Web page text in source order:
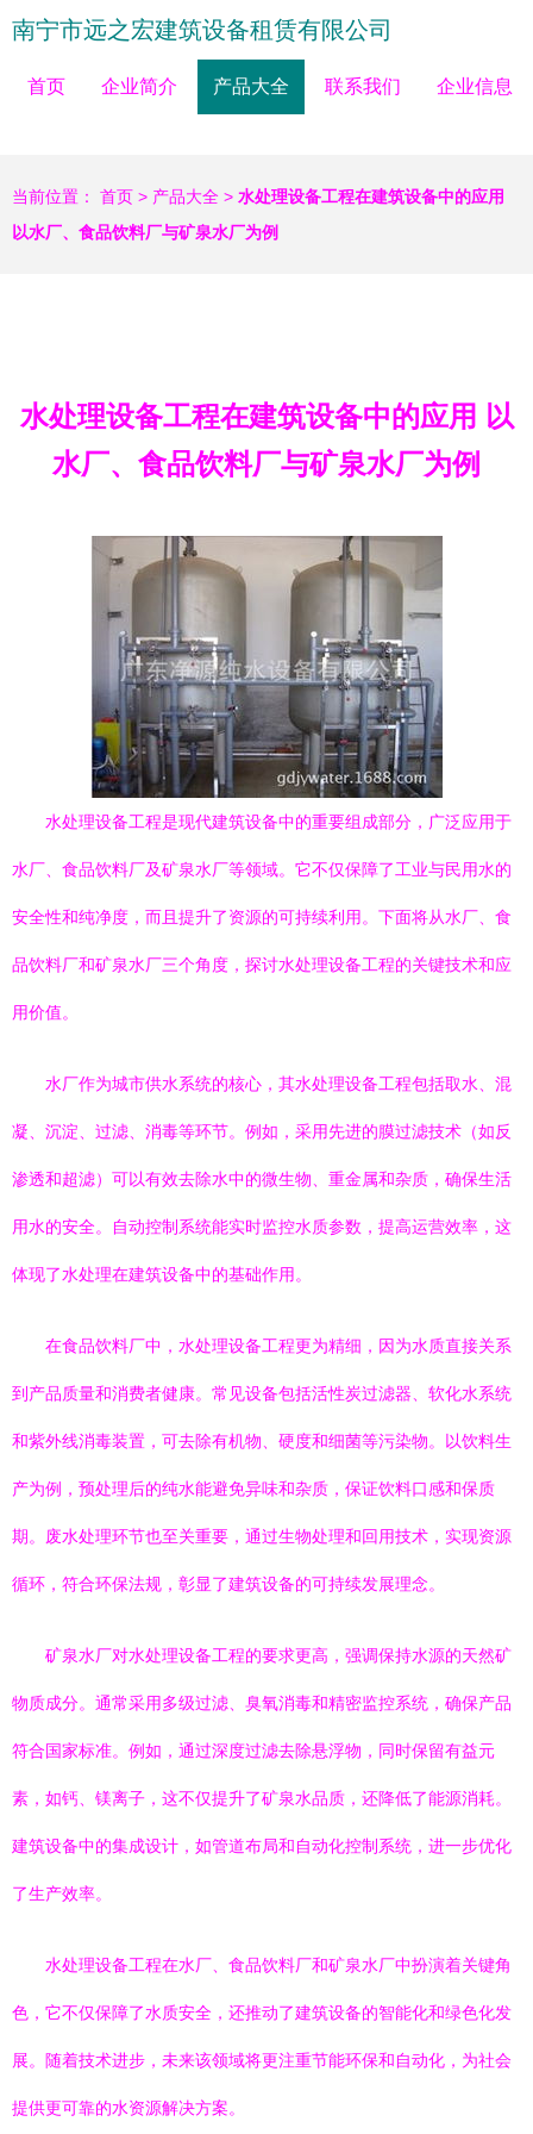
南宁市远之宏建筑设备租赁有限公司
首页 企业简介 产品大全 联系我们 企业信息
当前位置： 首页 > 产品大全 > 水处理设备工程在建筑设备中的应用
以水厂、食品饮料厂与矿泉水厂为例
水处理设备工程在建筑设备中的应用 以
水厂、食品饮料厂与矿泉水厂为例
水处理设备工程是现代建筑设备中的重要组成部分，广泛应用于
水厂、食品饮料厂及矿泉水厂等领域。它不仅保障了工业与民用水的
安全性和纯净度，而且提升了资源的可持续利用。下面将从水厂、食
品饮料厂和矿泉水厂三个角度，探讨水处理设备工程的关键技术和应
用价值。
水厂作为城市供水系统的核心，其水处理设备工程包括取水、混
凝、沉淀、过滤、消毒等环节。例如，采用先进的膜过滤技术（如反
渗透和超滤）可以有效去除水中的微生物、重金属和杂质，确保生活
用水的安全。自动控制系统能实时监控水质参数，提高运营效率，这
体现了水处理在建筑设备中的基础作用。
在食品饮料厂中，水处理设备工程更为精细，因为水质直接关系
到产品质量和消费者健康。常见设备包括活性炭过滤器、软化水系统
和紫外线消毒装置，可去除有机物、硬度和细菌等污染物。以饮料生
产为例，预处理后的纯水能避免异味和杂质，保证饮料口感和保质
期。废水处理环节也至关重要，通过生物处理和回用技术，实现资源
循环，符合环保法规，彰显了建筑设备的可持续发展理念。
矿泉水厂对水处理设备工程的要求更高，强调保持水源的天然矿
物质成分。通常采用多级过滤、臭氧消毒和精密监控系统，确保产品
符合国家标准。例如，通过深度过滤去除悬浮物，同时保留有益元
素，如钙、镁离子，这不仅提升了矿泉水品质，还降低了能源消耗。
建筑设备中的集成设计，如管道布局和自动化控制系统，进一步优化
了生产效率。
水处理设备工程在水厂、食品饮料厂和矿泉水厂中扮演着关键角
色，它不仅保障了水质安全，还推动了建筑设备的智能化和绿色化发
展。随着技术进步，未来该领域将更注重节能环保和自动化，为社会
提供更可靠的水资源解决方案。